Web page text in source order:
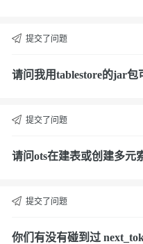
提交了问题
请问我用tablestore的jar包
提交了问题
请问ots在建表或创建多元
提交了问题
你们有没有碰到过